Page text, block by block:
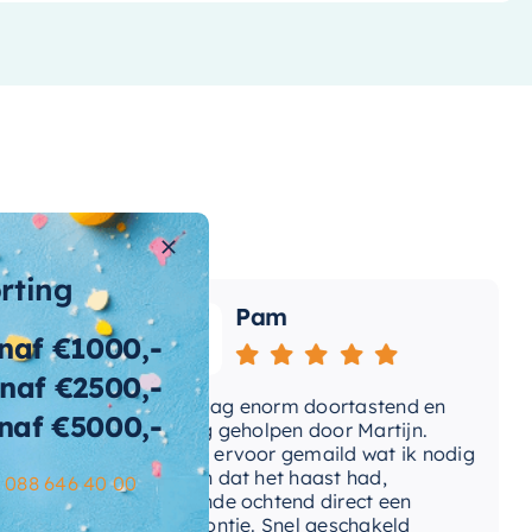
Pam
Vandaag enorm doortastend en
prettig geholpen door Martijn.
Avond ervoor gemaild wat ik nodig
had en dat het haast had,
volgende ochtend direct een
telefoontje. Snel geschakeld
€1000,-
€2500,-
€5000,-
088 646 40 00